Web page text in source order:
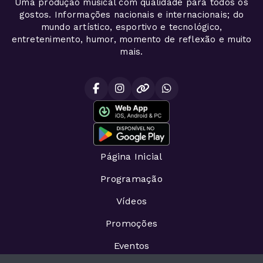
Uma produção musical com qualidade para todos os
gostos. Informações nacionais e internacionais; do
mundo artístico, esportivo e tecnológico,
entretenimento, humor, momento de reflexão e muito
mais.
Página Inicial
Programação
Vídeos
Promoções
Eventos